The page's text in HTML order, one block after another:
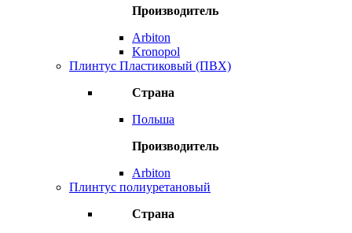
Производитель
Arbiton
Kronopol
Плинтус Пластиковый (ПВХ)
Страна
Польша
Производитель
Arbiton
Плинтус полиуретановый
Страна